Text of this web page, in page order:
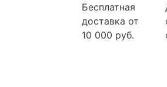
Бесплатная
доставка от
10 000 руб.